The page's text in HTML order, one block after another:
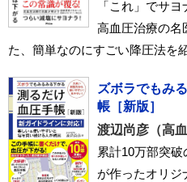
「これ」でサヨ
高血圧治療の名
た、簡単なのにすごい降圧法を
ズボラでもみ
帳［新版］
渡辺尚彦（高
累計10万部突
が作ったオリジ